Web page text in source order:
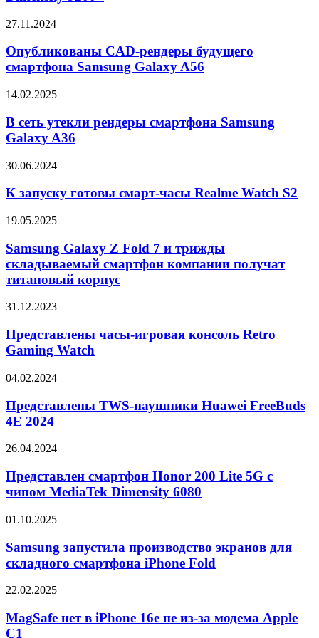
Ultra
чипом
9200+
Опубликованы
рендеры
будущего
смартфона
Galaxy
27.11.2024
Опубликованы CAD-рендеры будущего
смартфона Samsung Galaxy A56
В
утекли
рендеры
смартфона
Galaxy
14.02.2025
В сеть утекли рендеры смартфона Samsung
Galaxy A36
К
готовы
часы
Watch
S2
30.06.2024
К запуску готовы смарт-часы Realme Watch S2
Samsung
Z
Fold
7
и
складываемый
компании
получат
титановый
корпус
19.05.2025
Samsung Galaxy Z Fold 7 и трижды
складываемый смартфон компании получат
титановый корпус
Представлены
игровая
консоль
Retro
Watch
31.12.2023
Представлены часы-игровая консоль Retro
Gaming Watch
Представлены
наушники
Huawei
FreeBuds
2024
04.02.2024
Представлены TWS-наушники Huawei FreeBuds
4E 2024
Представлен
Honor
200
Lite
с
MediaTek
Dimensity
26.04.2024
Представлен смартфон Honor 200 Lite 5G с
чипом MediaTek Dimensity 6080
Samsung
производство
экранов
для
смартфона
Fold
01.10.2025
Samsung запустила производство экранов для
складного смартфона iPhone Fold
MagSafe
в
iPhone
22.02.2025
MagSafe нет в iPhone 16e не из-за модема Apple
C1